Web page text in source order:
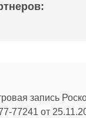
запись
77241 от